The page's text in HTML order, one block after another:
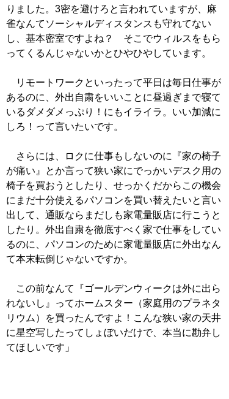
りました。3密を避けろと言われていますが、麻
雀なんてソーシャルディスタンスも守れてない
し、基本密室ですよね？ そこでウィルスをもら
ってくるんじゃないかとひやひやしています。
リモートワークといったって平日は毎日仕事が
あるのに、外出自粛をいいことに昼過ぎまで寝て
いるダメダメっぷり！にもイライラ。いい加減に
しろ！って言いたいです。
さらには、ロクに仕事もしないのに『家の椅子
が痛い』とか言って狭い家にでっかいデスク用の
椅子を買おうとしたり、せっかくだからこの機会
にまだ十分使えるパソコンを買い替えたいと言い
出して、通販ならまだしも家電量販店に行こうと
したり。外出自粛を徹底すべく家で仕事をしてい
るのに、パソコンのために家電量販店に外出なん
て本末転倒じゃないですか。
この前なんて『ゴールデンウィークは外に出ら
れないし』ってホームスター（家庭用のプラネタ
リウム）を買ったんですよ！こんな狭い家の天井
に星空写したってしょぼいだけで、本当に勘弁し
てほしいです」